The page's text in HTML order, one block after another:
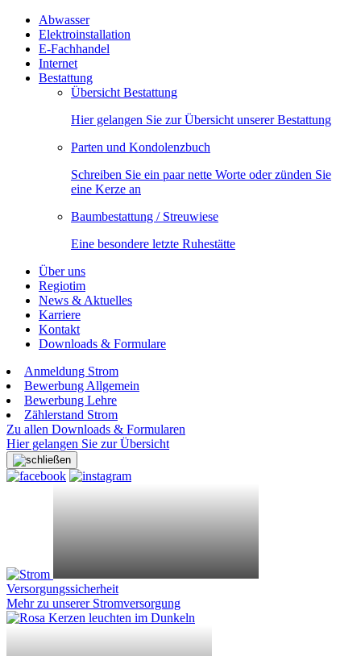
Abwasser
Elektroinstallation
E-Fachhandel
Internet
Bestattung
Übersicht Bestattung
Hier gelangen Sie zur Übersicht unserer Bestattung
Parten und Kondolenzbuch
Schreiben Sie ein paar nette Worte oder zünden Sie
eine Kerze an
Baumbestattung / Streuwiese
Eine besondere letzte Ruhestätte
Über uns
Regiotim
News & Aktuelles
Karriere
Kontakt
Downloads & Formulare
Anmeldung Strom
Bewerbung Allgemein
Bewerbung Lehre
Zählerstand Strom
Zu allen Downloads & Formularen
Hier gelangen Sie zur Übersicht
Versorgungssicherheit
Mehr zu unserer Stromversorgung